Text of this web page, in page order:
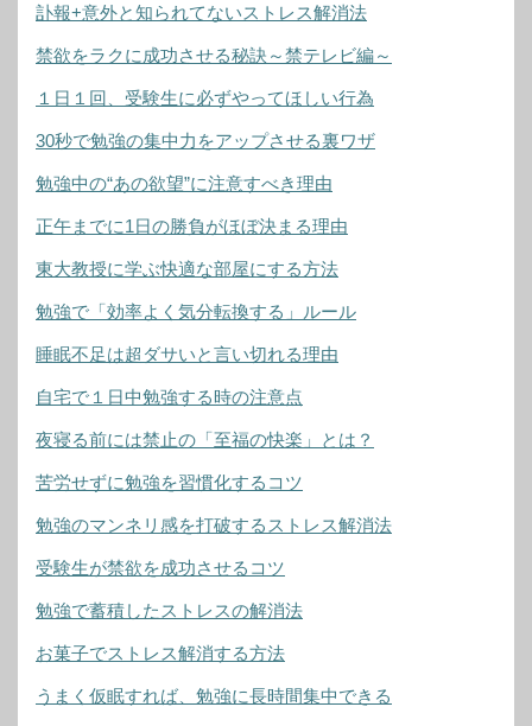
訃報+意外と知られてないストレス解消法
禁欲をラクに成功させる秘訣～禁テレビ編～
１日１回、受験生に必ずやってほしい行為
30秒で勉強の集中力をアップさせる裏ワザ
勉強中の“あの欲望”に注意すべき理由
正午までに1日の勝負がほぼ決まる理由
東大教授に学ぶ快適な部屋にする方法
勉強で「効率よく気分転換する」ルール
睡眠不足は超ダサいと言い切れる理由
自宅で１日中勉強する時の注意点
夜寝る前には禁止の「至福の快楽」とは？
苦労せずに勉強を習慣化するコツ
勉強のマンネリ感を打破するストレス解消法
受験生が禁欲を成功させるコツ
勉強で蓄積したストレスの解消法
お菓子でストレス解消する方法
うまく仮眠すれば、勉強に長時間集中できる